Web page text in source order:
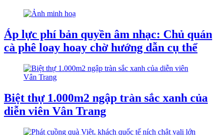
Áp lực phí bản quyền âm nhạc: Chủ quán
cà phê loay hoay chờ hướng dẫn cụ thể
Biệt thự 1.000m2 ngập tràn sắc xanh của
diễn viên Vân Trang